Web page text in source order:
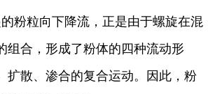
的粉粒向下降流，正是由于螺旋在混
组合，形成了粉体的四种流动形
扩散、渗合的复合运动。因此，粉